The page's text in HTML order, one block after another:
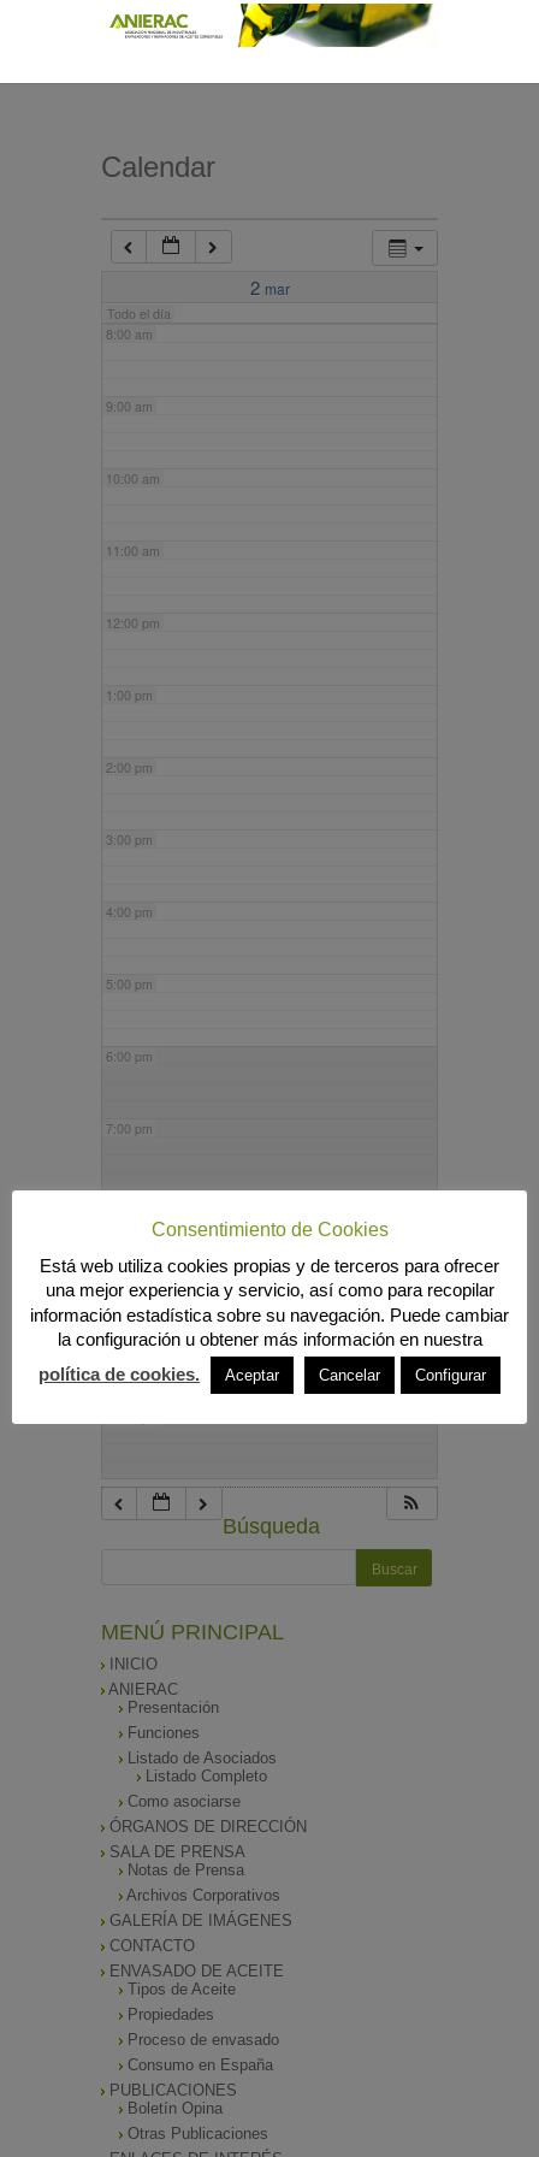
Calendar
2 mar
Todo el día
7:00 am
8:00 am
9:00 am
10:00 am
11:00 am
12:00 pm
1:00 pm
2:00 pm
3:00 pm
4:00 pm
5:00 pm
6:00 pm
7:00 pm
9:00 pm
10:00 pm
Búsqueda
MENÚ PRINCIPAL
INICIO
ANIERAC
Presentación
Funciones
Listado de Asociados
Listado Completo
Como asociarse
ÓRGANOS DE DIRECCIÓN
SALA DE PRENSA
Notas de Prensa
Archivos Corporativos
GALERÍA DE IMÁGENES
CONTACTO
ENVASADO DE ACEITE
Tipos de Aceite
Propiedades
Proceso de envasado
Consumo en España
PUBLICACIONES
Boletín Opina
Otras Publicaciones
Consentimiento de Cookies
Está web utiliza cookies propias y de terceros para ofrecer
una mejor experiencia y servicio, así como para recopilar
información estadística sobre su navegación. Puede cambiar
la configuración u obtener más información en nuestra
política de cookies.
Aceptar Cancelar Configurar